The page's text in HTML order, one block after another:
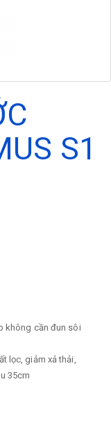
S1
không cần đun sôi
lọc, giảm xả thải,
35cm